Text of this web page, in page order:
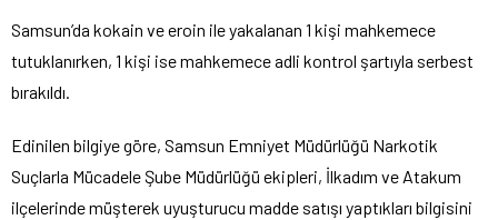
Samsun’da kokain ve eroin ile yakalanan 1 kişi mahkemece
tutuklanırken, 1 kişi ise mahkemece adli kontrol şartıyla serbest
bırakıldı.
Edinilen bilgiye göre, Samsun Emniyet Müdürlüğü Narkotik
Suçlarla Mücadele Şube Müdürlüğü ekipleri, İlkadım ve Atakum
ilçelerinde müşterek uyuşturucu madde satışı yaptıkları bilgisini